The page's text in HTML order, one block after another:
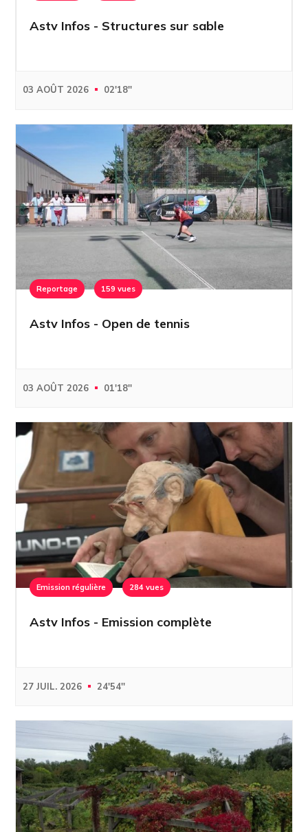
Astv Infos - Structures sur sable
03 AOÛT 2026 02'18''
Reportage 159 vues
Astv Infos - Open de tennis
03 AOÛT 2026 01'18''
Emission régulière 284 vues
Astv Infos - Emission complète
27 JUIL. 2026 24'54''